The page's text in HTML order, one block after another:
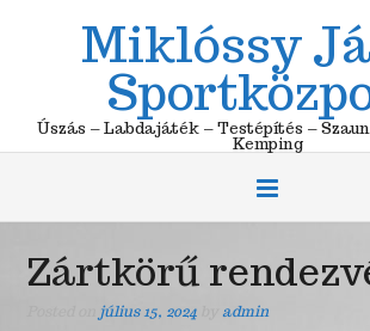
Miklóssy
Úszás – Labdajáték – Testépítés –
Kemping
Zártkörű
július 15, 2024 admin